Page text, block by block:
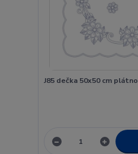
J85 dečka 50x50 cm plátno